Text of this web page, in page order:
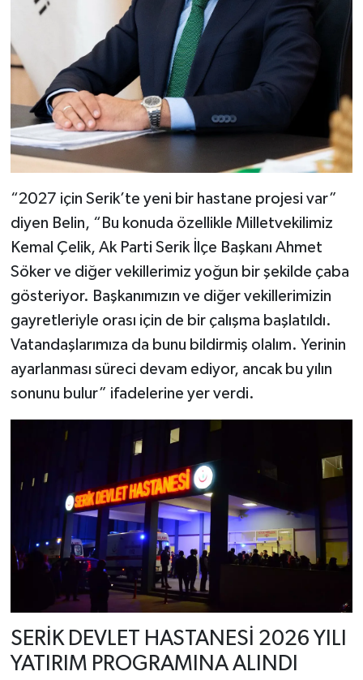
“2027 için Serik’te yeni bir hastane projesi var”
diyen Belin, “Bu konuda özellikle Milletvekilimiz
Kemal Çelik, Ak Parti Serik İlçe Başkanı Ahmet
Söker ve diğer vekillerimiz yoğun bir şekilde çaba
gösteriyor. Başkanımızın ve diğer vekillerimizin
gayretleriyle orası için de bir çalışma başlatıldı.
Vatandaşlarımıza da bunu bildirmiş olalım. Yerinin
ayarlanması süreci devam ediyor, ancak bu yılın
sonunu bulur” ifadelerine yer verdi.
SERİK DEVLET HASTANESİ 2026 YILI
YATIRIM PROGRAMINA ALINDI